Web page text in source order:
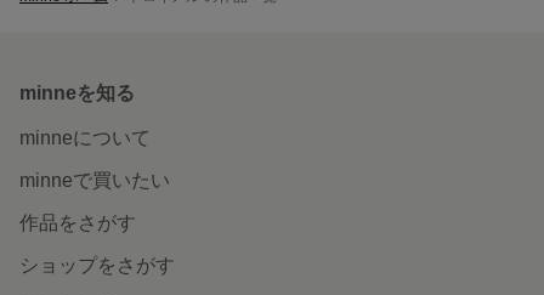
minneを知る
minneについて
minneで買いたい
作品をさがす
ショップをさがす